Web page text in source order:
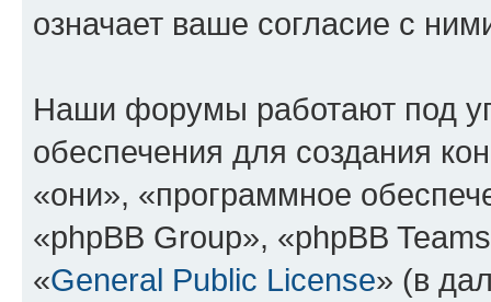
означает ваше согласие с
Наши форумы работают под
обеспечения для создания
«они», «программное
«phpBB Group», «phpBB
«General Public License» (в